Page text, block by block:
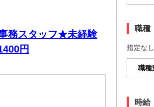
務スタッフ★未経験
円
職種
指定なし
職種
時給